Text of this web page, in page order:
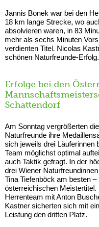
Jannis Bonek war bei den
18 km lange Strecke, wo
absolvieren waren, in 83
mehr als sechs Minuten
verdienten Titel. Nicolas
schönen Naturfreunde-Erfolg.
Erfolge bei den
Schattendorf
Am Sonntag vergrößerten
Naturfreunde ihre
sich jeweils drei Läuferinnen
Team möglichst optimal
auch Taktik gefragt. In der
drei Wiener
Tina Tiefenböck am besten
österreichischen
Herrenteam mit Anton
Kastner sicherten sich mit
Leistung den dritten Platz.